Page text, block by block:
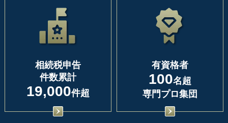
相続税申告
件数累計
19,000件超
有資格者
100名超
専門プロ集団